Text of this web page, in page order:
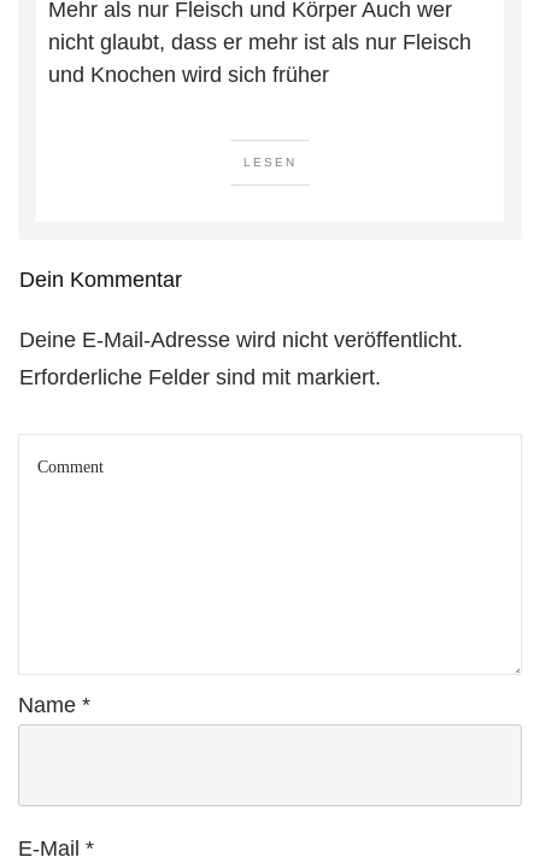
Mehr als nur Fleisch und Körper Auch wer
nicht glaubt, dass er mehr ist als nur Fleisch
und Knochen wird sich früher
LESEN
Dein Kommentar
Deine E-Mail-Adresse wird nicht veröffentlicht.
Erforderliche Felder sind mit markiert.
Name *
E-Mail *